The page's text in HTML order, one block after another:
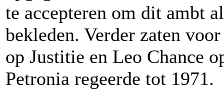
te accepteren om dit ambt
bekleden. Verder zaten
op Justitie en Leo Chance
Petronia regeerde tot 1971.